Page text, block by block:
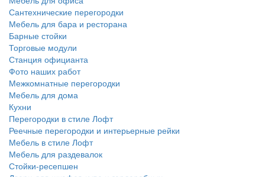
Сантехнические перегородки
Мебель для бара и ресторана
Барные стойки
Торговые модули
Станция официанта
Фото наших работ
Межкомнатные перегородки
Мебель для дома
Кухни
Перегородки в стиле Лофт
Реечные перегородки и интерьерные рейки
Мебель в стиле Лофт
Мебель для раздевалок
Стойки-ресепшен